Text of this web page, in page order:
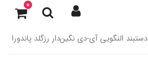
0
دستبند النگویی آی-دی نگین‌دار رزگلد پاندورا